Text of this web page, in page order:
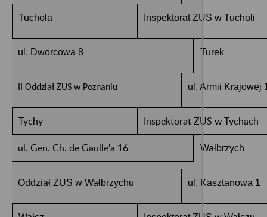
Tuchola Inspektorat ZUS w Tucholi
ul. Dworcowa 8 Turek
II Oddział ZUS w Poznaniu ul. Armii Krajowej
Tychy Inspektorat ZUS w Tychach
ul. Gen. Ch. de Gaulle'a 16 Wałbrzych
Oddział ZUS w Wałbrzychu ul. Kasztanowa 1